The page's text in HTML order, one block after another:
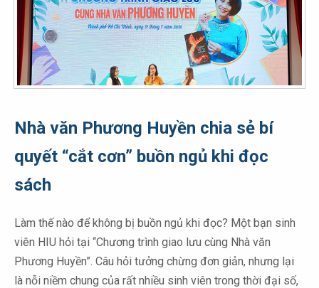
Nhà văn Phương Huyền chia sẻ bí
quyết “cắt cơn” buồn ngủ khi đọc
sách
Làm thế nào để không bị buồn ngủ khi đọc? Một bạn sinh
viên HIU hỏi tại “Chương trình giao lưu cùng Nhà văn
Phương Huyền”. Câu hỏi tưởng chừng đơn giản, nhưng lại
là nỗi niềm chung của rất nhiều sinh viên trong thời đại số,